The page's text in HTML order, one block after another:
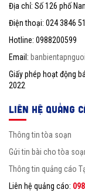
Địa chỉ: Số 126 phố
Điện thoại: 024 3846
Hotline: 0988200599
Email:
Giấy phép hoạt động
2022
LIÊN HỆ QUẢNG
Thông tin tòa soạn
Gửi tin bài cho tòa
Thông tin quảng cáo
Liên hệ quảng cáo: